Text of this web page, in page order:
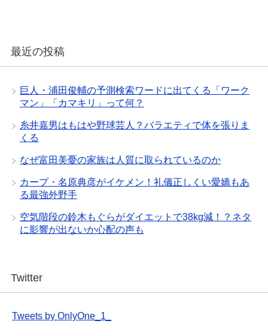
最近の投稿
巨人・浦田俊輔の予測検索ワードに出てくる「ワーク
マン」「カマキリ」って何？
糸井嘉男はもはや野球芸人？バラエティで体を張りま
くる
なぜ富田美憂の家族は人質に取られているのか
カープ・名原典彦がイケメン！礼儀正しくい愛嬌もあ
る最強外野手
空気階段の鈴木もぐらがダイエットで38kg減！？ネタ
に影響が出ないか心配の声も
Twitter
Tweets by OnlyOne_1_